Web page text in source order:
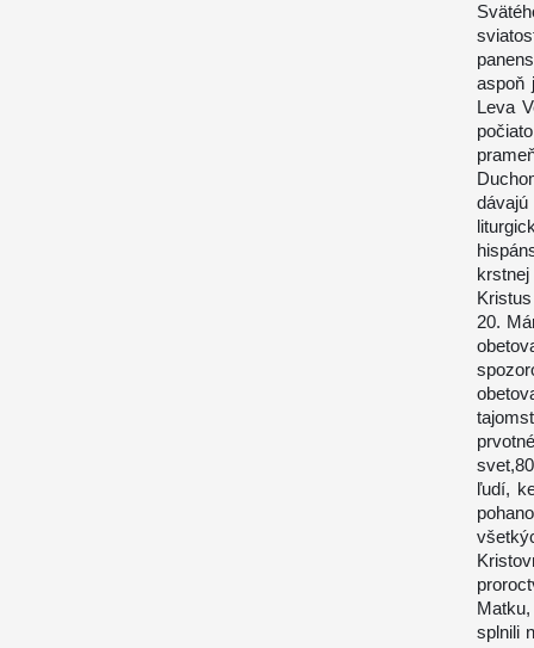
aspoň
Leva
20.
ľudí,
splnili